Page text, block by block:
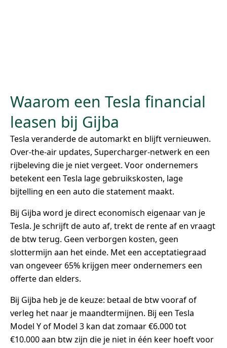
Waarom een Tesla financial
leasen bij Gijba
Tesla veranderde de automarkt en blijft vernieuwen.
Over-the-air updates, Supercharger-netwerk en een
rijbeleving die je niet vergeet. Voor ondernemers
betekent een Tesla lage gebruikskosten, lage
bijtelling en een auto die statement maakt.
Bij Gijba word je direct economisch eigenaar van je
Tesla. Je schrijft de auto af, trekt de rente af en vraagt
de btw terug. Geen verborgen kosten, geen
slottermijn aan het einde. Met een acceptatiegraad
van ongeveer 65% krijgen meer ondernemers een
offerte dan elders.
Bij Gijba heb je de keuze: betaal de btw vooraf of
verleg het naar je maandtermijnen. Bij een Tesla
Model Y of Model 3 kan dat zomaar €6.000 tot
€10.000 aan btw zijn die je niet in één keer hoeft voor